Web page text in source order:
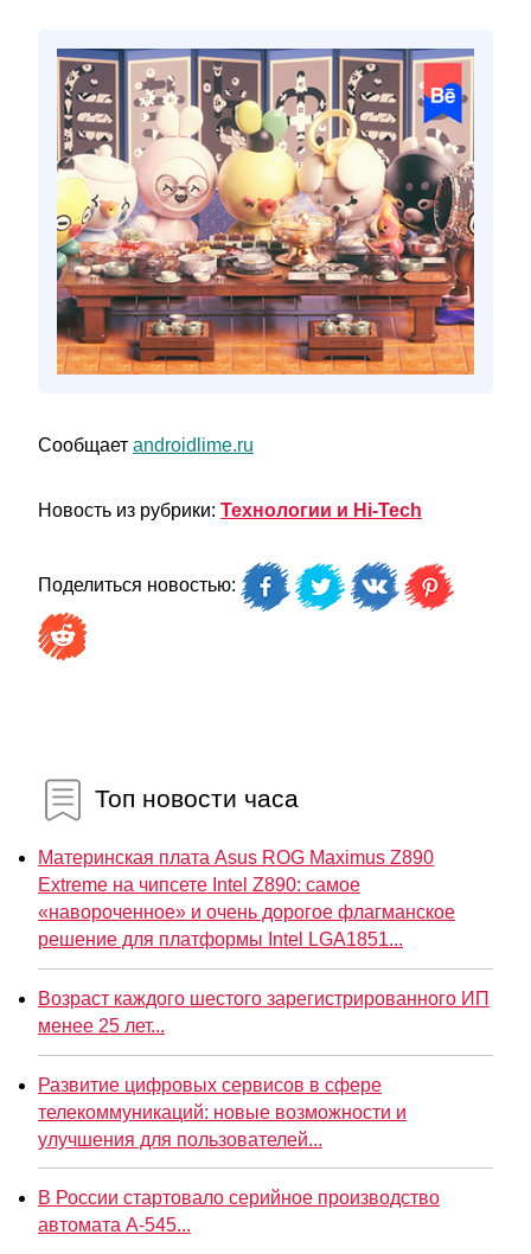
Сообщает androidlime.ru
Новость из рубрики: Технологии и Hi-Tech
Поделиться новостью:
Топ новости часа
Материнская плата Asus ROG Maximus Z890
Extreme на чипсете Intel Z890: самое
«навороченное» и очень дорогое флагманское
решение для платформы Intel LGA1851...
Возраст каждого шестого зарегистрированного ИП
менее 25 лет...
Развитие цифровых сервисов в сфере
телекоммуникаций: новые возможности и
улучшения для пользователей...
В России стартовало серийное производство
автомата А-545...